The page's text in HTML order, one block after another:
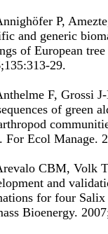
P,
and generic
of European
29.
F, Grossi
of green
For Ecol Manage.
CBM, Volk
and
for four
Bioenergy.